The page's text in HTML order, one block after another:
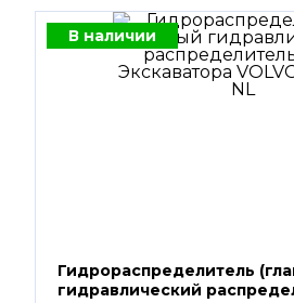
В наличии
Гидрораспределитель
гидравлический